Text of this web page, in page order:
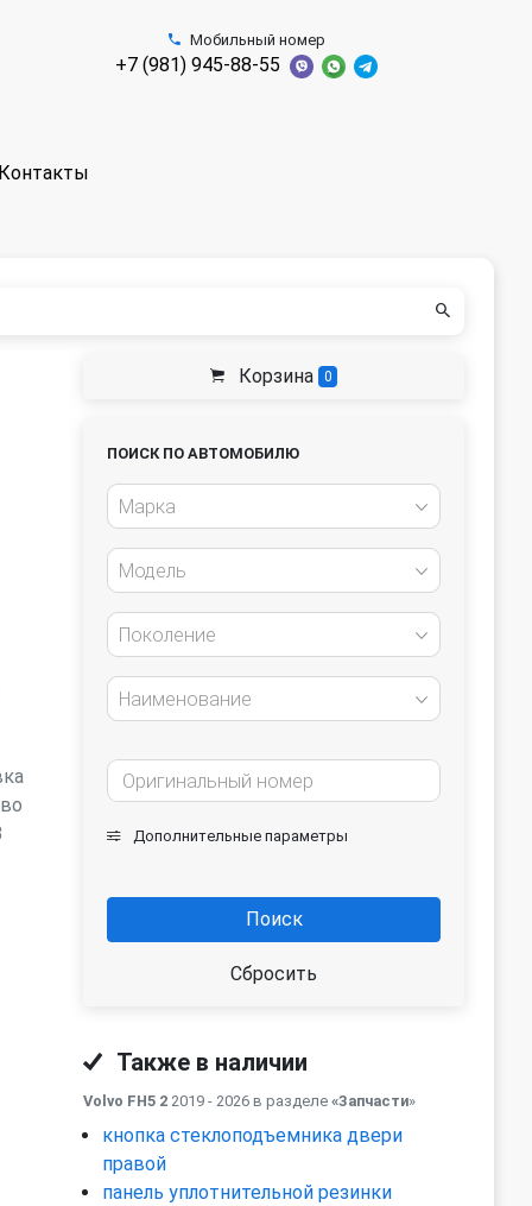
Мобильный номер
+7 (981) 945-88-55
Контакты
Корзина 0
ПОИСК ПО АВТОМОБИЛЮ
Марка
Модель
Поколение
Наименование
Дополнительные параметры
Поиск
Сбросить
Также в наличии
Volvo FH5 2 2019 - 2026 в разделе «Запчасти»
кнопка стеклоподъемника двери
правой
панель уплотнительной резинки